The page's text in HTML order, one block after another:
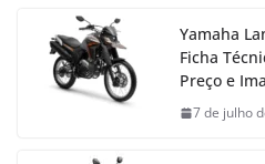
Yamaha
Ficha
Preço e
7 de julho